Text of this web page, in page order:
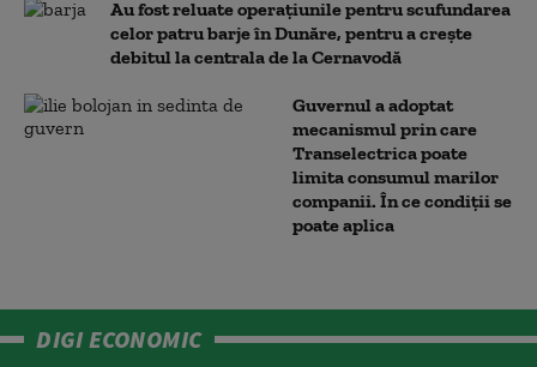
Au fost reluate operațiunile pentru scufundarea
celor patru barje în Dunăre, pentru a crește
debitul la centrala de la Cernavodă
Guvernul a adoptat
mecanismul prin care
Transelectrica poate
limita consumul marilor
companii. În ce condiții se
poate aplica
DIGI ECONOMIC